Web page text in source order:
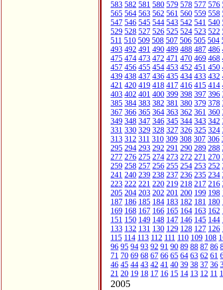
583 582 581 580 579 578 577 576
565 564 563 562 561 560 559 558
547 546 545 544 543 542 541 540
529 528 527 526 525 524 523 522
511 510 509 508 507 506 505 504
493 492 491 490 489 488 487 486
475 474 473 472 471 470 469 468
457 456 455 454 453 452 451 450
439 438 437 436 435 434 433 432
421 420 419 418 417 416 415 414
403 402 401 400 399 398 397 396
385 384 383 382 381 380 379 378
367 366 365 364 363 362 361 360
349 348 347 346 345 344 343 342
331 330 329 328 327 326 325 324
313 312 311 310 309 308 307 306
295 294 293 292 291 290 289 288
277 276 275 274 273 272 271 270
259 258 257 256 255 254 253 252
241 240 239 238 237 236 235 234
223 222 221 220 219 218 217 216
205 204 203 202 201 200 199 198
187 186 185 184 183 182 181 180
169 168 167 166 165 164 163 162
151 150 149 148 147 146 145 144
133 132 131 130 129 128 127 126
115 114 113 112 111 110 109 108
96 95 94 93 92 91 90 89 88 87 86
71 70 69 68 67 66 65 64 63 62 61
46 45 44 43 42 41 40 39 38 37 36
21 20 19 18 17 16 15 14 13 12 11
2005